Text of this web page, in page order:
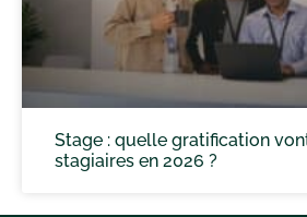
Stage : quelle gratification
stagiaires en 2026 ?